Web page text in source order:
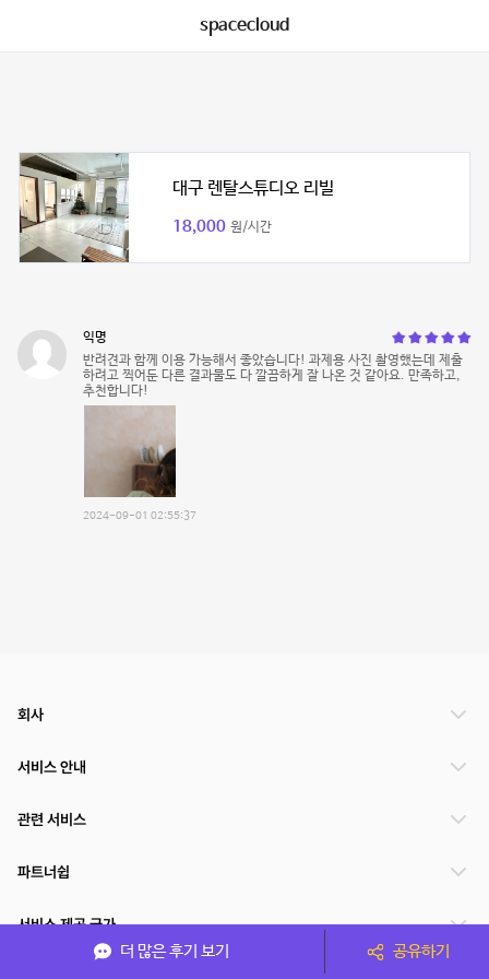
spacecloud
대구 렌탈스튜디오 리빌
18,000 원/시간
익명
반려견과 함께 이용 가능해서 좋았습니다! 과제용 사진 촬영했는데 제출
하려고 찍어둔 다른 결과물도 다 깔끔하게 잘 나온 것 같아요. 만족하고,
추천합니다!
2024-09-01 02:55:37
더 많은 후기 보기 공유하기
회사
서비스 안내
관련 서비스
파트너쉽
서비스 제공 국가